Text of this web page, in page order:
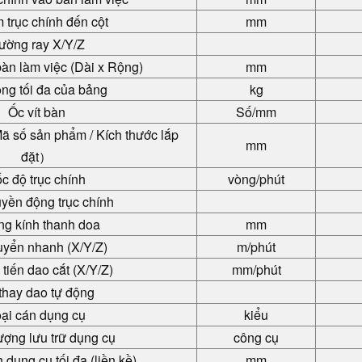
trục chính đến cột
mm
ray X/Y/Z
làm việc (Dài x Rộng)
mm
tối đa của bảng
kg
Ốc vít bàn
Số/mm
số sản phẩm / Kích thước lắp
đặt）
mm
độ trục chính
vòng/phút
động trục chính
kính thanh doa
mm
nhanh (X/Y/Z)
m/phút
dao cắt (X/Y/Z)
mm/phút
dao tự động
cán dụng cụ
kiểu
lưu trữ dụng cụ
công cụ